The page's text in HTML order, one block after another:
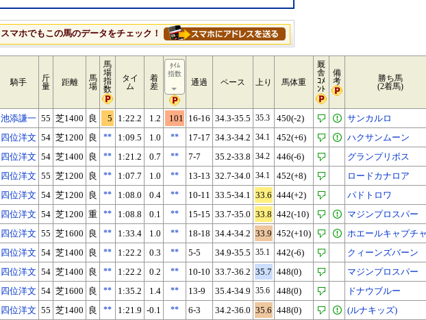
スマホでもこの馬のデータをチェック！
騎手
斤
量
距離
馬
場
馬
場
指
数
タイ
ム
着
差
ﾀｲﾑ
指数
通過 ペース 上り 馬体重
厩
舎
ｺﾒ
ﾝﾄ
備
考
勝ち馬
(2着馬)
池添謙一 55 芝1400 良 5 1:22.2 1.2 101 16-16 34.3-35.5 35.3 450(-2)
サンカルロ
四位洋文 54 芝1200 良 ** 1:09.5 1.0 ** 17-17 34.3-34.2 34.1 452(+6)
ハクサンムーン
四位洋文 54 芝1400 良 ** 1:21.2 0.7 ** 7-7 35.2-33.8 34.2 446(-6)
グランプリボス
四位洋文 55 芝1200 良 ** 1:07.7 1.0 ** 13-13 32.7-34.0 34.1 452(+8)
ロードカナロア
四位洋文 54 芝1200 良 ** 1:08.0 0.4 ** 10-11 33.5-34.1 33.6 444(+2)
パドトロワ
四位洋文 54 芝1200 重 ** 1:08.8 0.1 ** 15-15 33.7-35.0 33.8 442(-10)
マジンプロスパー
四位洋文 55 芝1600 良 ** 1:33.4 1.0 ** 18-18 34.4-34.2 33.9 452(+10)
ホエールキャプチ
四位洋文 54 芝1400 良 ** 1:22.2 0.3 ** 5-5 34.9-35.5 35.1 442(-6)
クィーンズバーン
四位洋文 54 芝1400 良 ** 1:22.2 0.2 ** 10-10 33.7-36.2 35.7 448(0)
マジンプロスパー
四位洋文 54 芝1600 良 ** 1:35.2 1.4 ** 13-9 35.4-34.9 35.6 448(0)
ドナウブルー
四位洋文 55 芝1400 良 ** 1:21.9 -0.1 ** 6-3 34.2-36.0 35.6 448(0)
(ルナキッズ)